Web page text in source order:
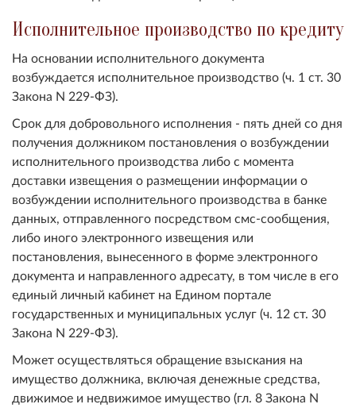
Исполнительное производство по кредиту
На основании исполнительного документа
возбуждается исполнительное производство (ч. 1 ст. 30
Закона N 229-ФЗ).
Срок для добровольного исполнения - пять дней со дня
получения должником постановления о возбуждении
исполнительного производства либо с момента
доставки извещения о размещении информации о
возбуждении исполнительного производства в банке
данных, отправленного посредством смс-сообщения,
либо иного электронного извещения или
постановления, вынесенного в форме электронного
документа и направленного адресату, в том числе в его
единый личный кабинет на Едином портале
государственных и муниципальных услуг (ч. 12 ст. 30
Закона N 229-ФЗ).
Может осуществляться обращение взыскания на
имущество должника, включая денежные средства,
движимое и недвижимое имущество (гл. 8 Закона N